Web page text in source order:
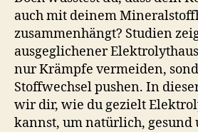
auch mit deinem
zusammenhängt? Studien
ausgeglichener
nur Krämpfe vermeiden,
Stoffwechsel pushen. In
wir dir, wie du gezielt
kannst, um natürlich, gesund